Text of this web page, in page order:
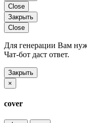
Close
Закрыть
Close
Для генерации Вам
Чат-бот даст ответ.
Закрыть
×
cover